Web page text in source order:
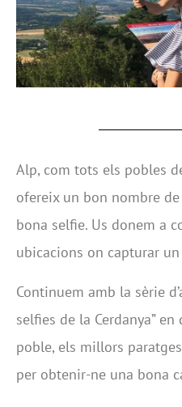
Alp, com tots els pobles
ofereix un bon nombre
bona selfie. Us donem a
ubicacions on capturar
Continuem amb la sèrie
selfies de la Cerdanya”
poble, els millors
per obtenir-ne una bona